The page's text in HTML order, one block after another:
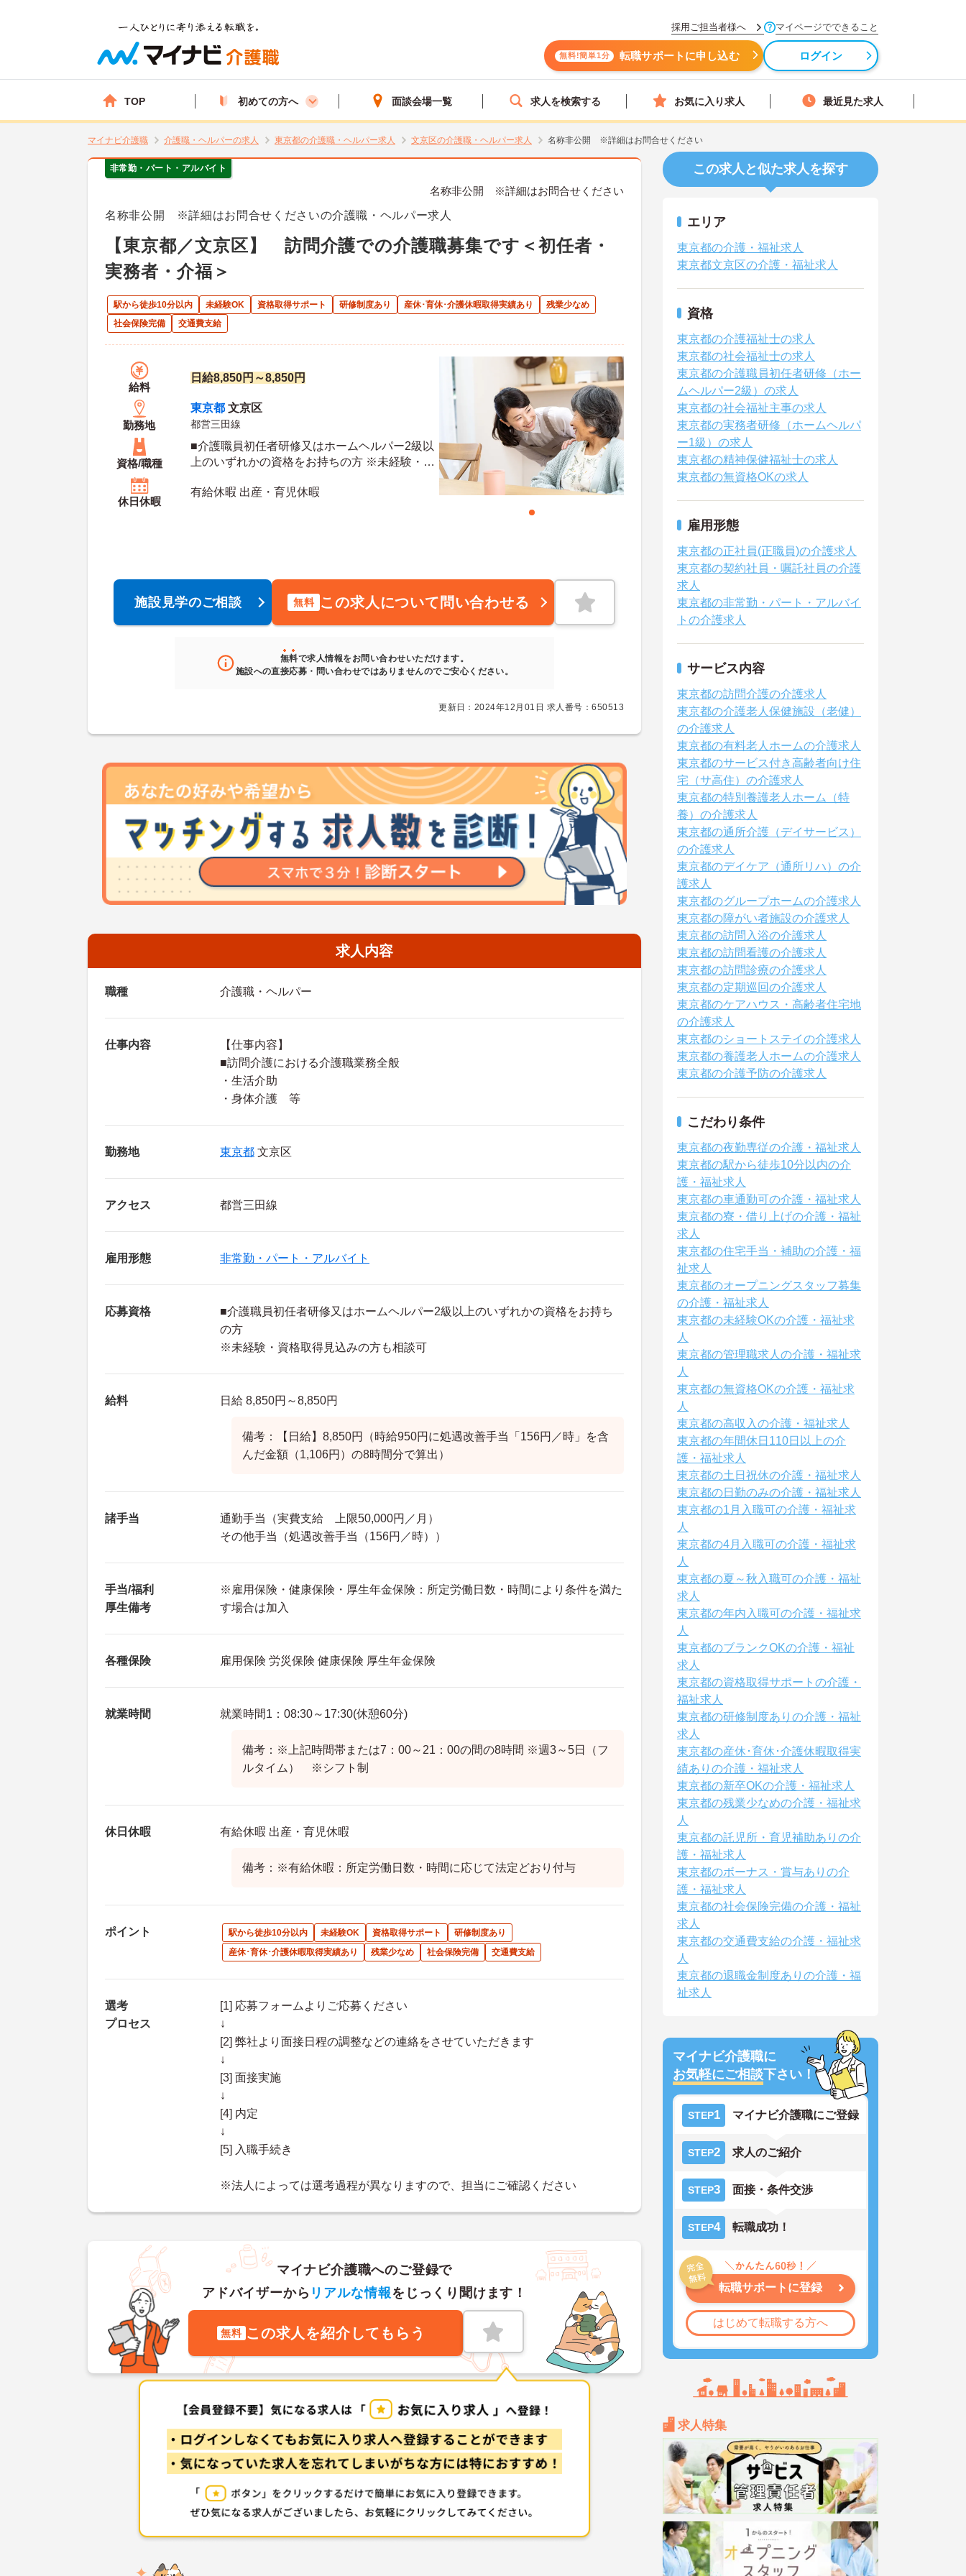
採用ご担当者様へ マイページでできること
無料!簡単1分 転職サポートに申し込む ログイン
TOP 初めての方へ 面談会場一覧 求人を検索する お気に入り求人 最近見た求人
マイナビ介護職 介護職・ヘルパーの求人 東京都の介護職・ヘルパー求人 文京区の介護職・ヘルパー求人 名称非公開 ※詳細はお問合せください
非常勤・パート・アルバイト
名称非公開 ※詳細はお問合せください
名称非公開 ※詳細はお問合せくださいの介護職・ヘルパー求人
【東京都／文京区】 訪問介護での介護職募集です＜初任者・
実務者・介福＞
駅から徒歩10分以内 未経験OK 資格取得サポート 研修制度あり 産休･育休･介護休暇取得実績あり
残業少なめ
社会保険完備
交通費支給
給料
日給8,850円～8,850円
勤務地
東京都 文京区
都営三田線
資格/職種
■介護職員初任者研修又はホームヘルパー2級以
上のいずれかの資格をお持ちの方 ※未経験・資
休日休暇
有給休暇 出産・育児休暇
施設見学のご相談 無料 この求人について問い合わせる
無料で求人情報をお問い合わせいただけます。
施設への直接応募・問い合わせではありませんのでご安心ください。
更新日：2024年12月01日 求人番号：650513
求人内容
職種 介護職・ヘルパー
仕事内容
【仕事内容】
■訪問介護における介護職業務全般
・生活介助
・身体介護 等
勤務地 東京都 文京区
アクセス 都営三田線
雇用形態 非常勤・パート・アルバイト
応募資格
■介護職員初任者研修又はホームヘルパー2級以上のいずれかの資格をお持ち
の方
※未経験・資格取得見込みの方も相談可
給料 日給 8,850円～8,850円
備考：【日給】8,850円（時給950円に処遇改善手当「156円／時」を含
んだ金額（1,106円）の8時間分で算出）
諸手当
通勤手当（実費支給 上限50,000円／月）
その他手当（処遇改善手当（156円／時））
手当/福利
厚生備考
※雇用保険・健康保険・厚生年金保険：所定労働日数・時間により条件を満た
す場合は加入
各種保険 雇用保険 労災保険 健康保険 厚生年金保険
就業時間 就業時間1：08:30～17:30(休憩60分)
備考：※上記時間帯または7：00～21：00の間の8時間 ※週3～5日（フ
ルタイム） ※シフト制
休日休暇 有給休暇 出産・育児休暇
備考：※有給休暇：所定労働日数・時間に応じて法定どおり付与
ポイント 駅から徒歩10分以内 未経験OK 資格取得サポート
研修制度あり
産休･育休･介護休暇取得実績あり
残業少なめ 社会保険完備 交通費支給
選考
プロセス
[1] 応募フォームよりご応募ください
↓
[2] 弊社より面接日程の調整などの連絡をさせていただきます
↓
[3] 面接実施
↓
[4] 内定
↓
[5] 入職手続き
※法人によっては選考過程が異なりますので、担当にご確認ください
マイナビ介護職へのご登録で
アドバイザーから リアルな情報をじっくり聞けます！
無料 この求人を紹介してもらう
この求人と似た求人を探す
エリア
東京都の介護・福祉求人
東京都文京区の介護・福祉求人
資格
東京都の介護福祉士の求人
東京都の社会福祉士の求人
東京都の介護職員初任者研修（ホー
ムヘルパー2級）の求人
東京都の社会福祉主事の求人
東京都の実務者研修（ホームヘルパ
ー1級）の求人
東京都の精神保健福祉士の求人
東京都の無資格OKの求人
雇用形態
東京都の正社員(正職員)の介護求人
東京都の契約社員・嘱託社員の介護
求人
東京都の非常勤・パート・アルバイ
トの介護求人
サービス内容
東京都の訪問介護の介護求人
東京都の介護老人保健施設（老健）
の介護求人
東京都の有料老人ホームの介護求人
東京都のサービス付き高齢者向け住
宅（サ高住）の介護求人
東京都の特別養護老人ホーム（特
養）の介護求人
東京都の通所介護（デイサービス）
の介護求人
東京都のデイケア（通所リハ）の介
護求人
東京都のグループホームの介護求人
東京都の障がい者施設の介護求人
東京都の訪問入浴の介護求人
東京都の訪問看護の介護求人
東京都の訪問診療の介護求人
東京都の定期巡回の介護求人
東京都のケアハウス・高齢者住宅地
の介護求人
東京都のショートステイの介護求人
東京都の養護老人ホームの介護求人
東京都の介護予防の介護求人
こだわり条件
東京都の夜勤専従の介護・福祉求人
東京都の駅から徒歩10分以内の介
護・福祉求人
東京都の車通勤可の介護・福祉求人
東京都の寮・借り上げの介護・福祉
求人
東京都の住宅手当・補助の介護・福
祉求人
東京都のオープニングスタッフ募集
の介護・福祉求人
東京都の未経験OKの介護・福祉求
人
東京都の管理職求人の介護・福祉求
人
東京都の無資格OKの介護・福祉求
人
東京都の高収入の介護・福祉求人
東京都の年間休日110日以上の介
護・福祉求人
東京都の土日祝休の介護・福祉求人
東京都の日勤のみの介護・福祉求人
東京都の1月入職可の介護・福祉求
人
東京都の4月入職可の介護・福祉求
人
東京都の夏～秋入職可の介護・福祉
求人
東京都の年内入職可の介護・福祉求
人
東京都のブランクOKの介護・福祉
求人
東京都の資格取得サポートの介護・
福祉求人
東京都の研修制度ありの介護・福祉
求人
東京都の産休･育休･介護休暇取得実
績ありの介護・福祉求人
東京都の新卒OKの介護・福祉求人
東京都の残業少なめの介護・福祉求
人
東京都の託児所・育児補助ありの介
護・福祉求人
東京都のボーナス・賞与ありの介
護・福祉求人
東京都の社会保険完備の介護・福祉
求人
東京都の交通費支給の介護・福祉求
人
東京都の退職金制度ありの介護・福
祉求人
マイナビ介護職に
お気軽にご相談下さい！
STEP1 マイナビ介護職にご登録
STEP2 求人のご紹介
STEP3 面接・条件交渉
STEP4 転職成功！
転職サポートに登録
はじめて転職する方へ
求人特集